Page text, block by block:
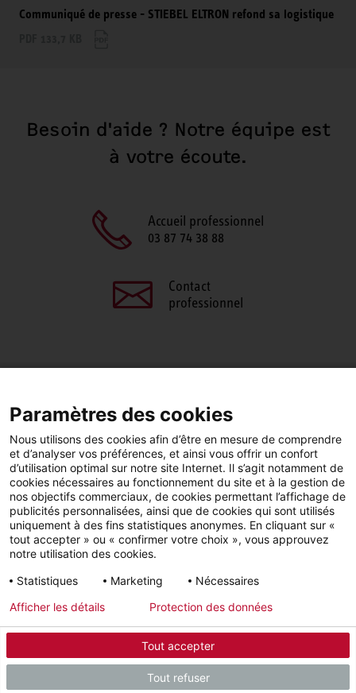
Communiqué de presse - STIEBEL ELTRON refond sa logistique
Besoin d'aide ? Notre équipe est
à votre écoute.
Accueil professionnel
03 87 74 38 88
Contact
professionnel
FacebookLinkedIn
Mentions légales Protection des données
YouTube LinkedIn Facebook
Instagram
© 2026 - STIEBEL ELTRON GmbH & Co. KG (DE)
Paramètres des cookies
Nous utilisons des cookies afin d’être en mesure de comprendre
et d’analyser vos préférences, et ainsi vous offrir un confort
d’utilisation optimal sur notre site Internet. Il s’agit notamment de
cookies nécessaires au fonctionnement du site et à la gestion de
nos objectifs commerciaux, de cookies permettant l’affichage de
publicités personnalisées, ainsi que de cookies qui sont utilisés
uniquement à des fins statistiques anonymes. En cliquant sur «
tout accepter » ou « confirmer votre choix », vous approuvez
notre utilisation des cookies.
Statistiques
Marketing Nécessaires
Tout accepter
Tout refuser
Afficher les détails Protection des données